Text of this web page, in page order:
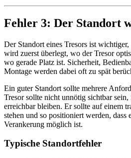
Fehler 3: Der Standort
Der Standort eines Tresors ist
wird zuerst überlegt, wo der Tresor
wo gerade Platz ist. Sicherheit,
Montage werden dabei oft zu spät
Ein guter Standort sollte mehrere
Tresor sollte nicht unnötig sichtbar
erreichbar bleiben. Er sollte auf einem
stehen und so positioniert werden, dass
Verankerung möglich ist.
Typische Standortfehler